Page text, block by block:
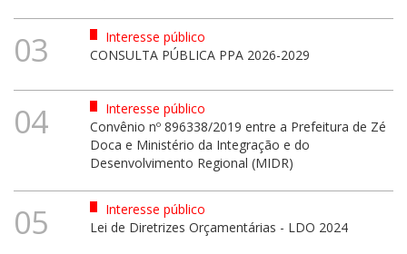
03
Interesse público
CONSULTA PÚBLICA PPA 2026-2029
04
Interesse público
Convênio nº 896338/2019 entre a Prefeitura de Zé
Doca e Ministério da Integração e do
Desenvolvimento Regional (MIDR)
05
Interesse público
Lei de Diretrizes Orçamentárias - LDO 2024